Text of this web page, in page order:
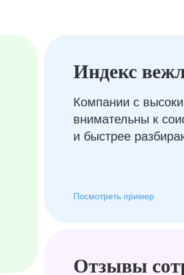
Отзывы
Индекс
Компании с
внимательны к
и быстрее
Посмотреть пример